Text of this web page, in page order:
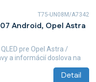
Android, Opel Astra
Detail
pre Opel Astra /
a informácií doslova na
T75-UN08M/A7342